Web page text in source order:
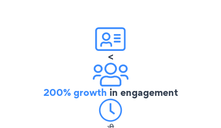
<
200% growth in engagement